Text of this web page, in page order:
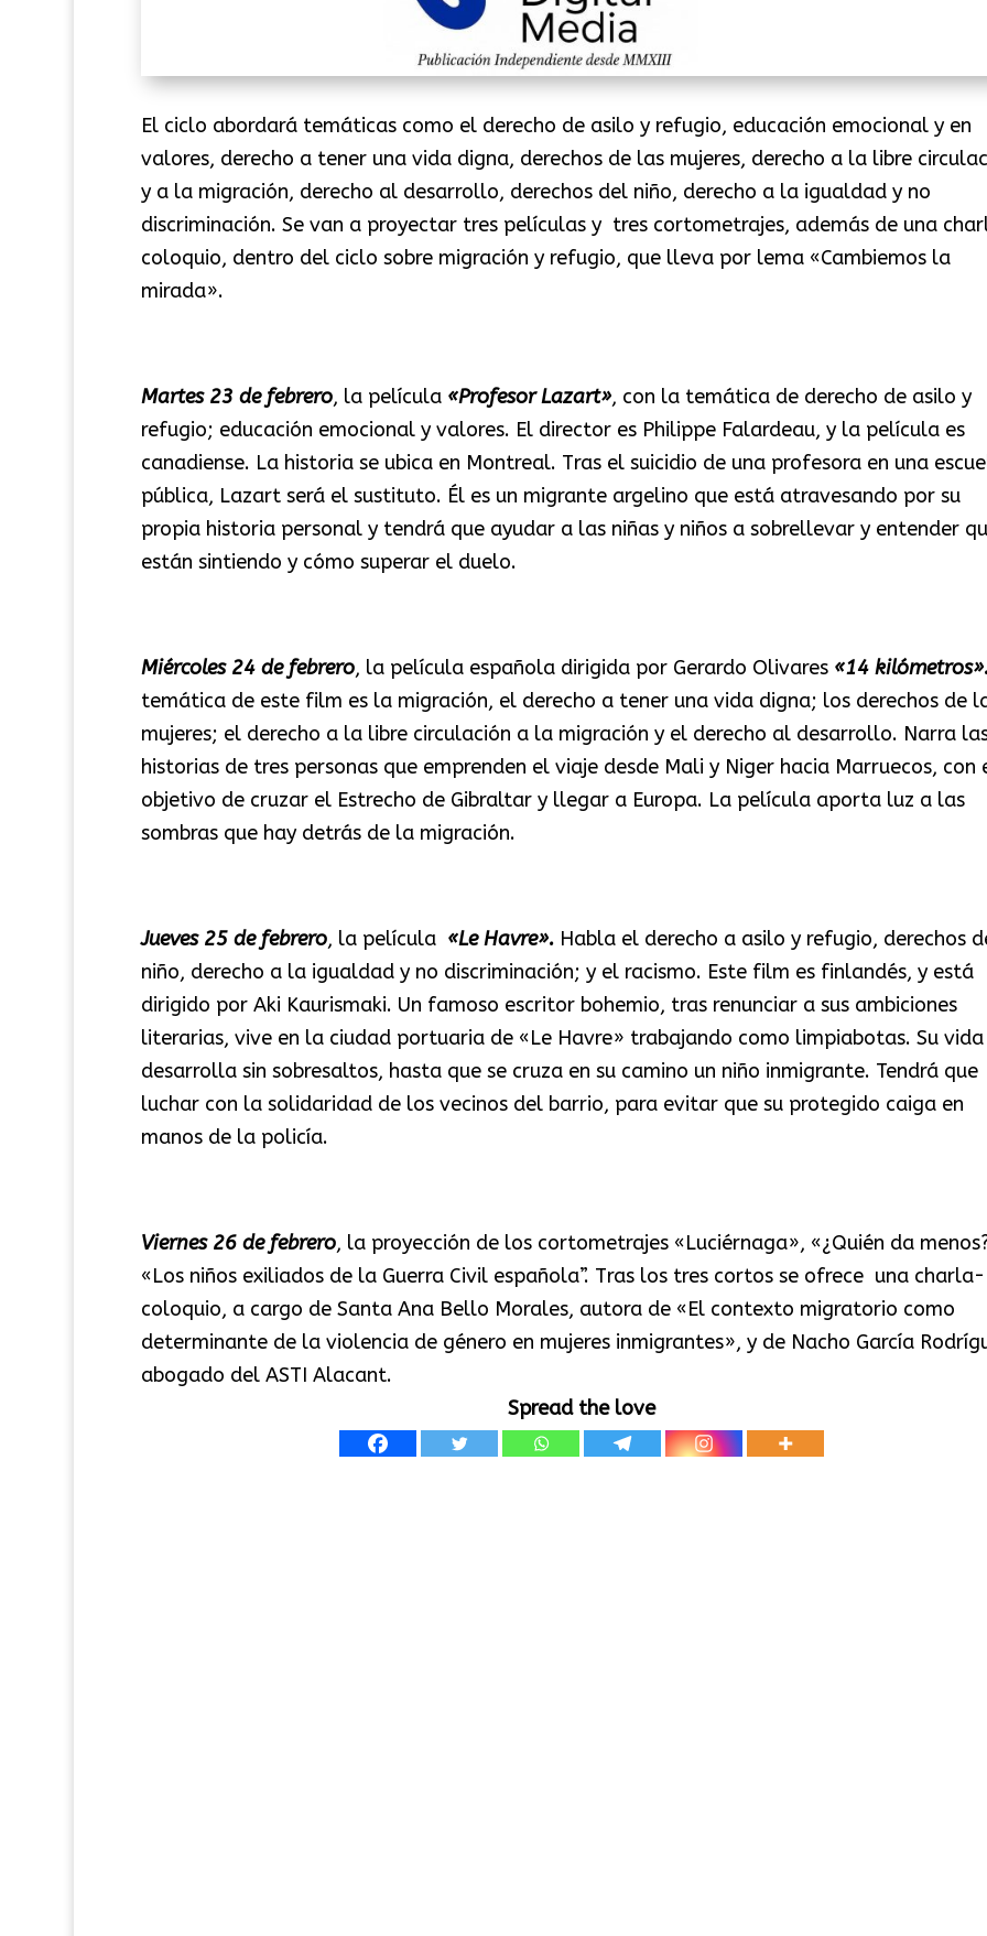
El ciclo abordará temáticas como el derecho de asilo y refugio, educación emocional y en
valores, derecho a tener una vida digna, derechos de las mujeres, derecho a la libre
y a la migración, derecho al desarrollo, derechos del niño, derecho a la igualdad y no
discriminación. Se van a proyectar tres películas y tres cortometrajes, además de una
coloquio, dentro del ciclo sobre migración y refugio, que lleva por lema «Cambiemos la
mirada».
Martes 23 de febrero, la película «Profesor Lazart», con la temática de derecho de asilo y
refugio; educación emocional y valores. El director es Philippe Falardeau, y la película es
canadiense. La historia se ubica en Montreal. Tras el suicidio de una profesora en una
pública, Lazart será el sustituto. Él es un migrante argelino que está atravesando por su
propia historia personal y tendrá que ayudar a las niñas y niños a sobrellevar y entender
están sintiendo y cómo superar el duelo.
Miércoles 24 de febrero, la película española dirigida por Gerardo Olivares «14
temática de este film es la migración, el derecho a tener una vida digna; los derechos de
mujeres; el derecho a la libre circulación a la migración y el derecho al desarrollo. Narra
historias de tres personas que emprenden el viaje desde Mali y Niger hacia Marruecos, con
objetivo de cruzar el Estrecho de Gibraltar y llegar a Europa. La película aporta luz a las
sombras que hay detrás de la migración.
Jueves 25 de febrero, la película «Le Havre».Habla el derecho a asilo y refugio, derechos
niño, derecho a la igualdad y no discriminación; y el racismo. Este film es finlandés, y está
dirigido por Aki Kaurismaki. Un famoso escritor bohemio, tras renunciar a sus ambiciones
literarias, vive en la ciudad portuaria de «Le Havre» trabajando como limpiabotas. Su vida
desarrolla sin sobresaltos, hasta que se cruza en su camino un niño inmigrante. Tendrá que
luchar con la solidaridad de los vecinos del barrio, para evitar que su protegido caiga en
manos de la policía.
Viernes 26 de febrero, la proyección de los cortometrajes «Luciérnaga», «¿Quién da
«Los niños exiliados de la Guerra Civil española”. Tras los tres cortos se ofrece una charla-
coloquio, a cargo de Santa Ana Bello Morales, autora de «El contexto migratorio como
determinante de la violencia de género en mujeres inmigrantes», y de Nacho García
abogado del ASTI Alacant.
Spread the love